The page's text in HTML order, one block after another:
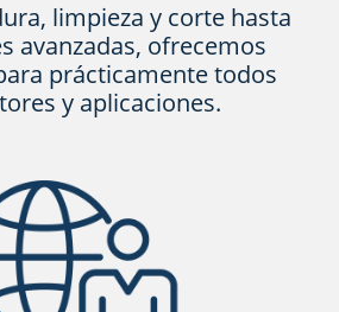
limpieza y corte hasta
avanzadas, ofrecemos
prácticamente todos
y aplicaciones.